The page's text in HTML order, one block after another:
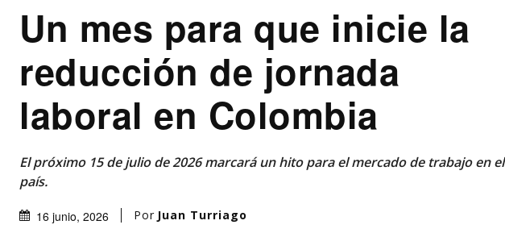
Un mes para que inicie la
reducción de jornada
laboral en Colombia
El próximo 15 de julio de 2026 marcará un hito para el mercado de trabajo en el
país.
16 junio, 2026 Por Juan Turriago